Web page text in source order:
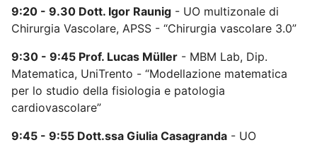
9:20 - 9.30 Dott. Igor Raunig - UO multizonale di
Chirurgia Vascolare, APSS - “Chirurgia vascolare 3.0”
9:30 - 9:45 Prof. Lucas Müller - MBM Lab, Dip.
Matematica, UniTrento - “Modellazione matematica
per lo studio della fisiologia e patologia
cardiovascolare”
9:45 - 9:55 Dott.ssa Giulia Casagranda - UO